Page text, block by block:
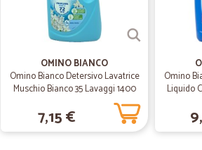
perfetto
Il sovrapprezzo, peraltro non eccessivo, è
offerto. Io ho ordinato il sabato e la spesa mi è
visto il periodo di lockdown, non mi pare di dovermi
il servizio clienti mi ha sempre tenuta perfettamente
dell'ordine. Consigliatissimo!
OMINO BIANCO
Omino Bianco Detersivo Lavatrice
Muschio Bianco 35 Lavaggi 1400
7,15 €
Omino
Liquido